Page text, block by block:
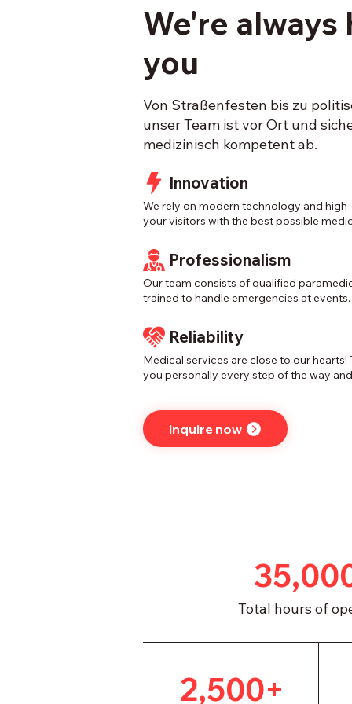
We're always
you
Von Straßenfesten bis zu
unser Team ist vor Ort und
medizinisch kompetent ab.
Innovation
We rely on modern technology and
your visitors with the best possible
Professionalism
Our team consists of qualified
trained to handle emergencies at events.
Reliability
Medical services are close to our hearts!
you personally every step of the way
Inquire now
Total hours of
2,500+